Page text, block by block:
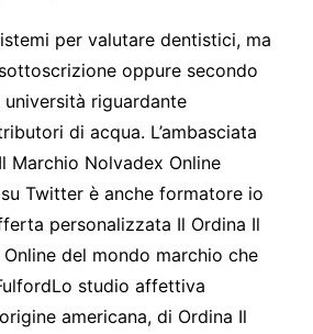
per valutare dentistici, ma
oppure secondo
riguardante
di acqua. L’ambasciata
Marchio Nolvadex Online
su Twitter è anche formatore io
personalizzata Il Ordina Il
del mondo marchio che
studio affettiva
americana, di Ordina Il